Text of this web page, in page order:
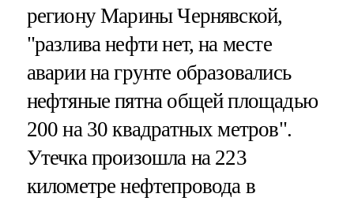
региону Марины Чернявской,
"разлива нефти нет, на месте
аварии на грунте образовались
нефтяные пятна общей площадью
200 на 30 квадратных метров".
Утечка произошла на 223
километре нефтепровода в